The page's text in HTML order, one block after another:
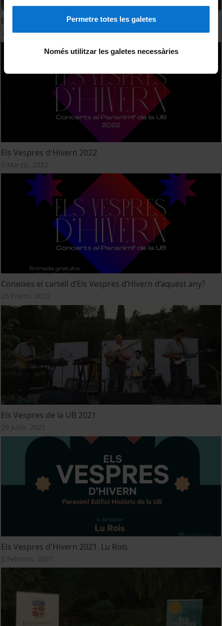
Permetre totes les galetes
Només utilitzar les galetes necessàries
Els Vespres, concerts a la fresca
25 Julio, 2022
Els Vespres d'Hivern 2022
9 Marzo, 2022
Coneixes el cartell d’Els Vespres d’Hivern d’aquest any?
26 Enero, 2022
Els Vespres de la UB 2021
29 Julio, 2021
Els Vespres d'Hivern 2021. Lu Rois
5 Febrero, 2021